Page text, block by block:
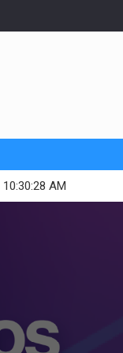
10:30:29 AM